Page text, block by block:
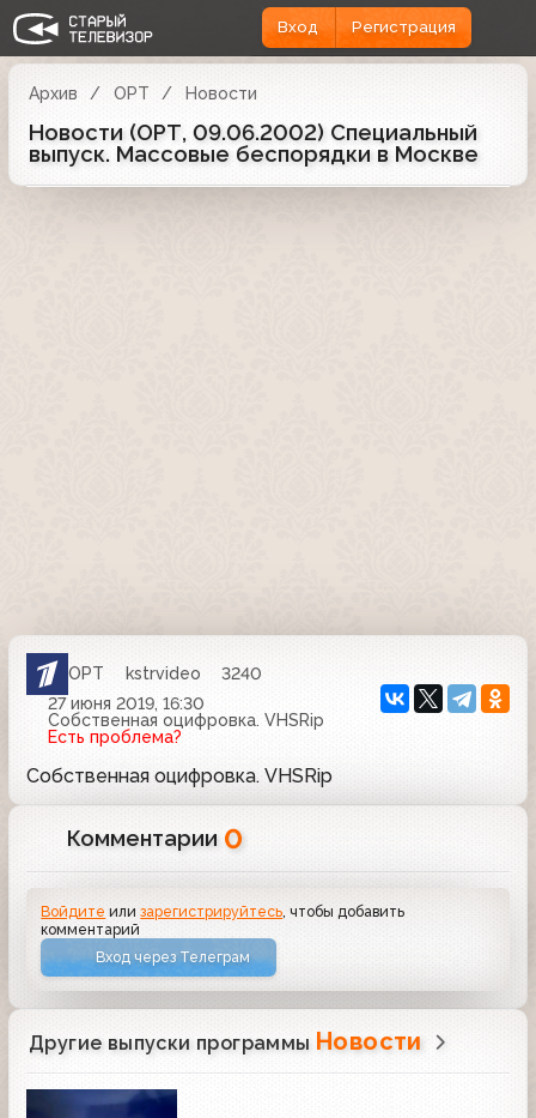
Вход Регистрация
Архив ОРТ Новости
Новости (ОРТ, 09.06.2002) Специальный
выпуск. Массовые беспорядки в Москве
ОРТ kstrvideo
3240
27 июня 2019, 16:30
Собственная оцифровка. VHSRip
Есть проблема?
Собственная оцифровка. VHSRip
Комментарии 0
Войдите илизарегистрируйтесь , чтобы добавить
комментарий
Вход через Телеграм
Другие выпуски программы Новости